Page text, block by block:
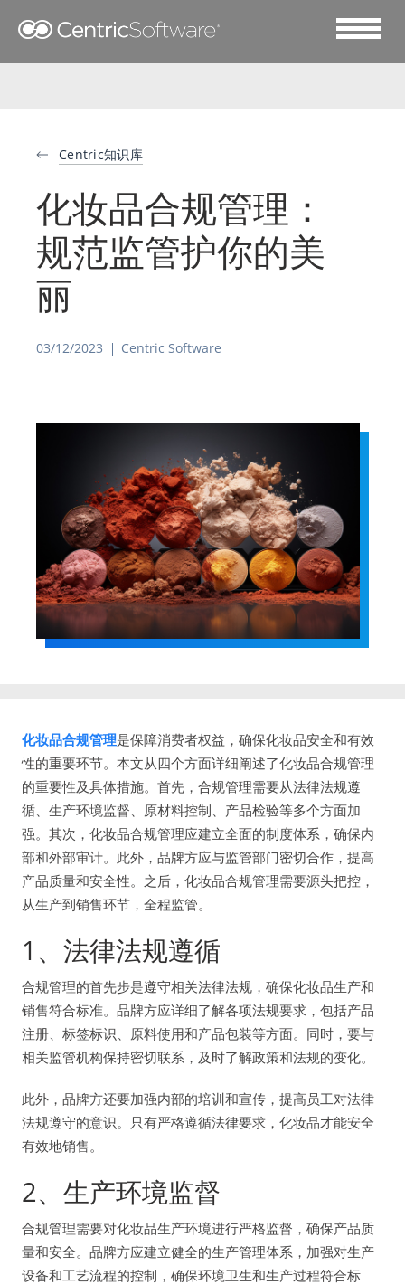
Centric知识库
化妆品合规管理：
规范监管护你的美
丽
03/12/2023 Centric Software
化妆品合规管理是保障消费者权益，确保化妆品安全和有效
性的重要环节。本文从四个方面详细阐述了化妆品合规管理
的重要性及具体措施。首先，合规管理需要从法律法规遵
循、生产环境监督、原材料控制、产品检验等多个方面加
强。其次，化妆品合规管理应建立全面的制度体系，确保内
部和外部审计。此外，品牌方应与监管部门密切合作，提高
产品质量和安全性。之后，化妆品合规管理需要源头把控，
从生产到销售环节，全程监管。
1、法律法规遵循
合规管理的首先步是遵守相关法律法规，确保化妆品生产和
销售符合标准。品牌方应详细了解各项法规要求，包括产品
注册、标签标识、原料使用和产品包装等方面。同时，要与
相关监管机构保持密切联系，及时了解政策和法规的变化。
此外，品牌方还要加强内部的培训和宣传，提高员工对法律
法规遵守的意识。只有严格遵循法律要求，化妆品才能安全
有效地销售。
2、生产环境监督
合规管理需要对化妆品生产环境进行严格监督，确保产品质
量和安全。品牌方应建立健全的生产管理体系，加强对生产
设备和工艺流程的控制，确保环境卫生和生产过程符合标